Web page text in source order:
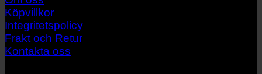
Köpvillkor
Integritetspolicy
Frakt och Retur
Kontakta oss